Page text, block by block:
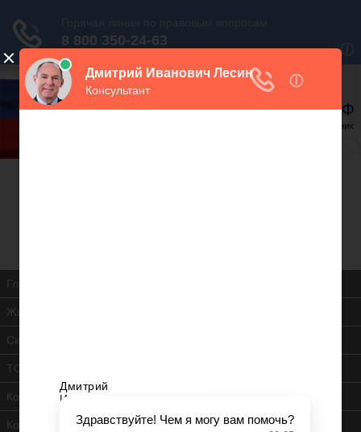
В закладки
Главная
Жилищная инспекция
Скачать ЖК РФ
ТСЖ
Контакты
Консультация юриста